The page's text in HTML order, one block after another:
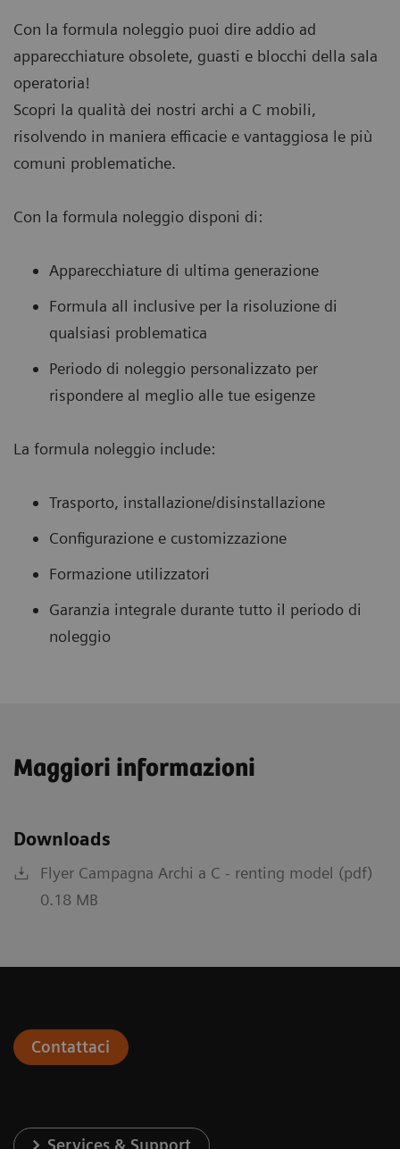
Con la formula noleggio puoi dire addio ad
apparecchiature obsolete, guasti e blocchi della sala
operatoria!
Scopri la qualità dei nostri archi a C mobili,
risolvendo in maniera efficacie e vantaggiosa le più
comuni problematiche.
Con la formula noleggio disponi di:
Apparecchiature di ultima generazione
Formula all inclusive per la risoluzione di
qualsiasi problematica
Periodo di noleggio personalizzato per
rispondere al meglio alle tue esigenze
La formula noleggio include:
Trasporto, installazione/disinstallazione
Configurazione e customizzazione
Formazione utilizzatori
Garanzia integrale durante tutto il periodo di
noleggio
Maggiori informazioni
Downloads
Flyer Campagna Archi a C - renting model (pdf)
0.18 MB
Contattaci
Services & Support